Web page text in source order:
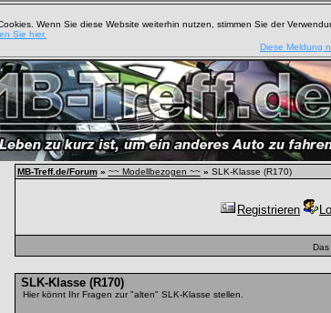
Wenn Sie diese Website weiterhin nutzen, stimmen Sie der
Sie hier.
Diese Meldung
MB-Treff.de/Forum » ~~ Modellbezogen ~~ » SLK-Klasse (R170)
Registrieren
SLK-Klasse (R170)
Hier könnt Ihr Fragen zur "alten" SLK-Klasse stellen.